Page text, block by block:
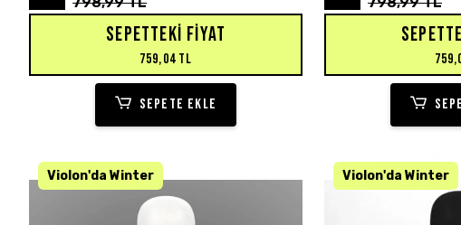
SEPETTEKI FIYAT
759,04 TL
SEPETE EKLE
KARGO BEDAVA